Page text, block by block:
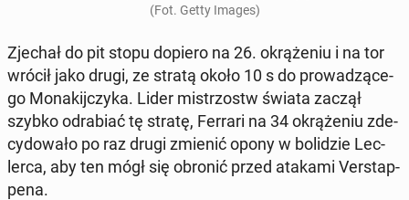
(Fot. Getty Images)
Zjechał do pit stopu dopiero na 26. okrą­że­niu i na tor
wrócił jako drugi, ze stratą około 10 s do pro­wa­dzą­ce­
go Mo­na­kij­czy­ka. Lider mi­strzostw świata zaczął
szybko od­ra­biać tę stratę, Ferrari na 34 okrą­że­niu zde­
cy­do­wa­ło po raz drugi zmienić opony w bo­li­dzie Lec­
ler­ca, aby ten mógł się obronić przed atakami Ver­stap­
pe­na.